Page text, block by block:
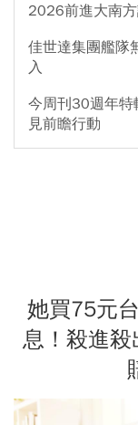
2026前進大南
佳世達集團艦隊
入
今周刊30週年特
見前瞻行動
她買75元
息！殺進